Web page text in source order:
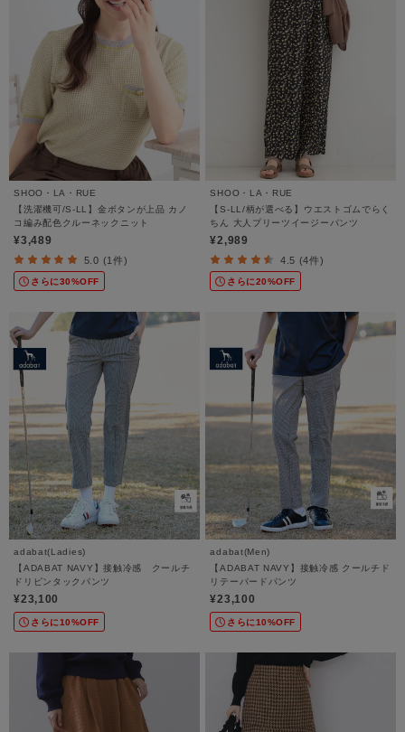
SHOO・LA・RUE
【洗濯機可/S-LL】金ボタンが上品 カノ
コ編み配色クルーネックニット
¥3,489
5.0 (1件)
さらに30%OFF
SHOO・LA・RUE
【S-LL/柄が選べる】ウエストゴムでらく
ちん 大人プリーツイージーパンツ
¥2,989
4.5 (4件)
さらに20%OFF
adabat(Ladies)
【ADABAT NAVY】接触冷感 クールチ
ドリピンタックパンツ
¥23,100
さらに10%OFF
adabat(Men)
【ADABAT NAVY】接触冷感 クールチド
リテーパードパンツ
¥23,100
さらに10%OFF